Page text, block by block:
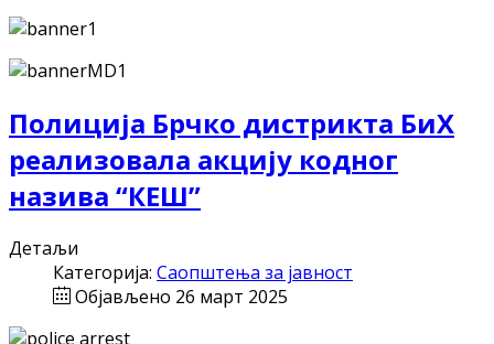
Полиција Брчко дистрикта БиХ
реализовала акцију кодног
назива “КЕШ”
Детаљи
Категорија: Саопштења за јавност
Објављено 26 март 2025